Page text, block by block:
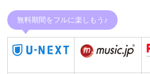
無料期間をフルに楽しもう♪